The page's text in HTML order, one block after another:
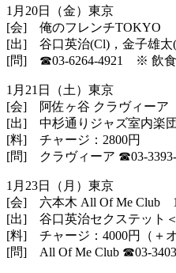
1月20日（金）東京
[会] 俺のフレンチTOKYO
[出] 谷口英治(Cl)，金子雄太
[問] ☎︎03-6264-4921 ※ 飲食
1月21日（土）東京
[会] 阿佐ヶ谷 クラヴィーア
[出] 中杉通りジャズ室内楽団
[料] チャージ：2800円
[問] クラヴィーア ☎︎03-
1月23日（月）東京
[会] 六本木 All Of Me Club
[出] 谷口英治セクステット＜
[料] チャージ：4000円（＋
[問] All Of Me Club ☎︎03-